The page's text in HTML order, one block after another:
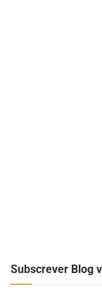
Subscrever Blog